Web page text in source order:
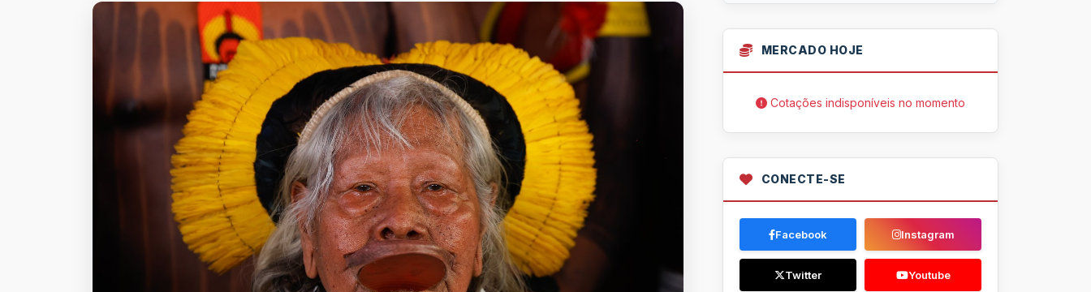
MERCADO HOJE
Cotações indisponíveis no momento
CONECTE-SE
Facebook Instagram
Twitter Youtube